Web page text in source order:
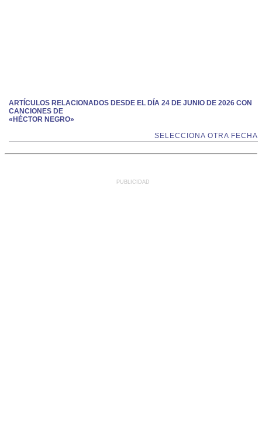
ARTÍCULOS RELACIONADOS DESDE EL DÍA 24 DE JUNIO DE 2026 CON
CANCIONES DE
«HÉCTOR NEGRO»
SELECCIONA OTRA FECHA
PUBLICIDAD